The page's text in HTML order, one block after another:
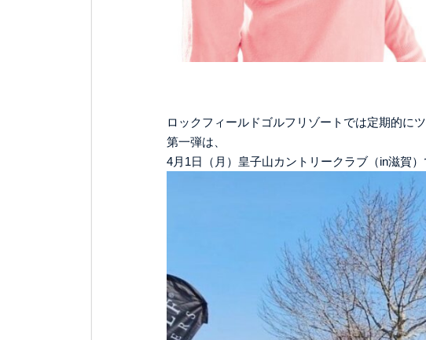
ロックフィールドゴルフリゾートでは定期的に
第一弾は、
4月1日（月）皇子山カントリークラブ（in滋賀）